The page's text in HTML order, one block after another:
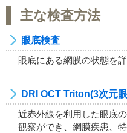
主な検査方法
眼底検査
眼底にある網膜の状態を
DRI OCT Triton(3次元
近赤外線を利用した眼底
観察ができ、網膜疾患、